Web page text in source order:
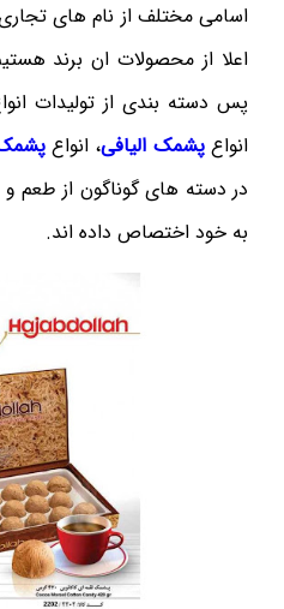
اسامی مختلف از نام های
اعلا از محصولات ان برند
پس دسته بندی از تولیدات
انواعپشمک الیافی، انواع
در دسته های گوناگون از طعم
به خود اختصاص داده اند.